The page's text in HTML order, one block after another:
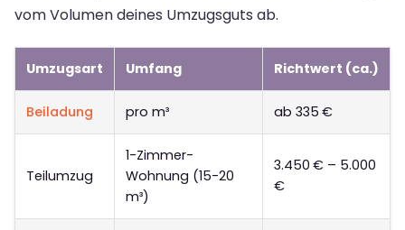
vom Volumen deines Umzugsguts ab.
Umzugsart Umfang Richtwert (ca.)
Beiladung pro m³ ab 335 €
Teilumzug
1-Zimmer-
Wohnung (15-20
m³)
3.450 € – 5.000
€